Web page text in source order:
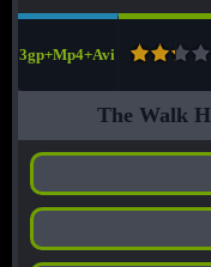
3gp+Mp4+Avi
The Walk